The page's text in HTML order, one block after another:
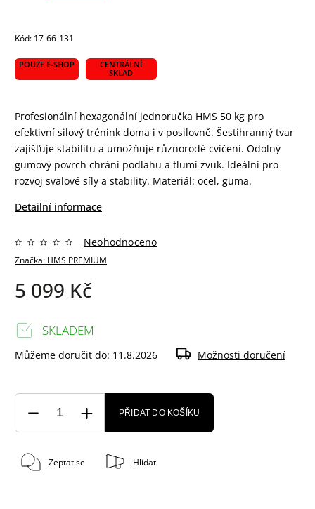
Kód: 17-66-131
POUZE E-SHOP
CENTRÁLNÍ
SKLAD
Profesionální hexagonální jednoručka HMS 50 kg pro
efektivní silový trénink doma i v posilovně. Šestihranný tvar
zajišťuje stabilitu a umožňuje různorodé cvičení. Odolný
gumový povrch chrání podlahu a tlumí zvuk. Ideální pro
rozvoj svalové síly a stability. Materiál: ocel, guma.
Detailní informace
Značka: HMS PREMIUM
Neohodnoceno
5 099 Kč
SKLADEM
Můžeme doručit do: 11.8.2026 Možnosti doručení
PŘIDAT DO KOŠÍKU
Zeptat se Hlídat